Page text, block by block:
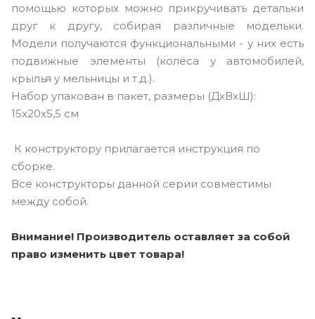
помощью которых можно прикручивать детальки
друг к другу, собирая различные модельки.
Модели получаются функциональными - у них есть
подвижные элементы (колёса у автомобилей,
крылья у мельницы и т.д.).
Набор упакован в пакет, размеры (ДxВxШ):
15x20x5,5 см
К конструктору прилагается инструкция по
сборке.
Все конструкторы данной серии совместимы
между собой.
Внимание! Производитель оставляет за собой
право изменить цвет товара!